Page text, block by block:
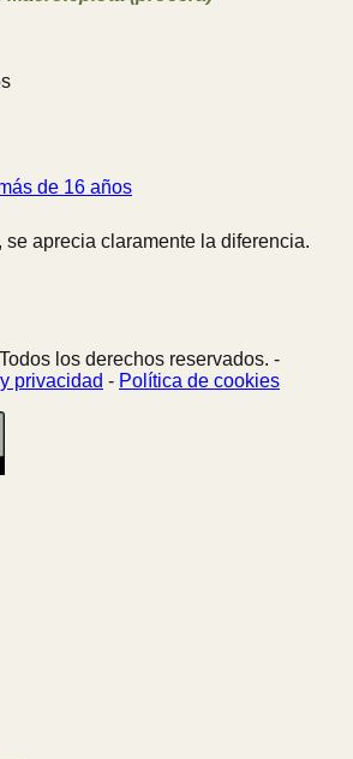
de 16 años
se aprecia claramente la diferencia.
los derechos reservados. -
privacidad - Política de cookies